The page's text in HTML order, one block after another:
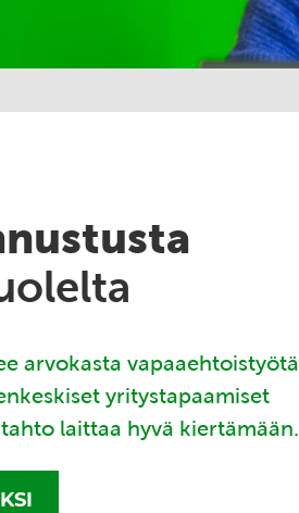
arvokasta vapaaehtoistyötä
yritystapaamiset
laittaa hyvä kiertämään.